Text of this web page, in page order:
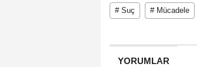
# Suç # Mücadele
YORUMLAR